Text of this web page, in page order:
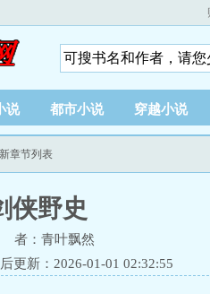
说 都市小说 穿越小说
章节列表
侠野史
者：青叶飘然
更新：2026-01-01 02:32:55